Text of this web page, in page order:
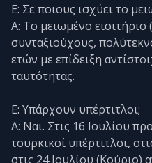
Ε: Σε ποιους ισχύει το
Α: Το μειωμένο εισιτήριο
συνταξιούχους,
ετών με επίδειξη
ταυτότητας.
Ε: Υπάρχουν υπέρτιτλοι;
Α: Ναι. Στις 16 Ιουλίου
τουρκικοί υπέρτιτλοι,
στις 24 Ιουλίου (Κούριο)